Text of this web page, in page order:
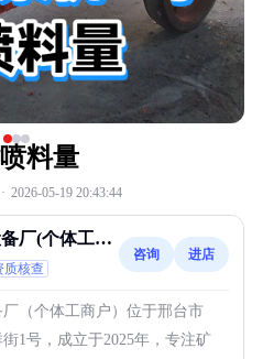
料量
· 2026-05-19 20:43:44
厂(个体工商
质核查
咨询 进店
（个体工商户）位于邢台市
1号，成立于2025年，专注矿